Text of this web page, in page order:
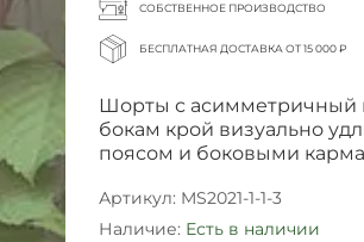
СОБСТВЕННОЕ ПРОИЗВОДСТВО
БЕСПЛАТНАЯ ДОСТАВКА ОТ 15 000 ₽
Шорты с асимметричный
бокам крой визуально
поясом и боковыми
Артикул: MS2021-1-1-3
Наличие: Есть в наличии